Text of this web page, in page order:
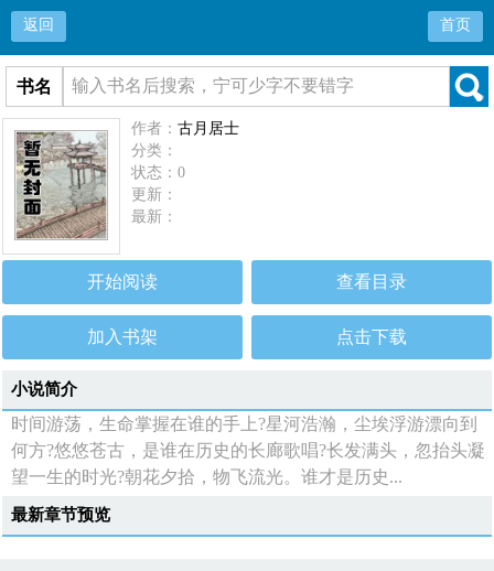
返回 首页
书名
作者：古月居士
分类：
状态：0
更新：
最新：
开始阅读 查看目录
加入书架 点击下载
小说简介
时间游荡，生命掌握在谁的手上?星河浩瀚，尘埃浮游漂向到
何方?悠悠苍古，是谁在历史的长廊歌唱?长发满头，忽抬头凝
望一生的时光?朝花夕拾，物飞流光。谁才是历史...
最新章节预览